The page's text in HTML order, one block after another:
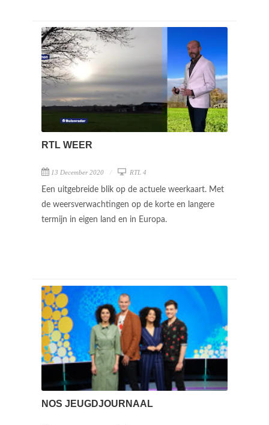
RTL WEER
13 December 2020 RTL 4
Een uitgebreide blik op de actuele weerkaart. Met
de weersverwachtingen op de korte en langere
termijn in eigen land en in Europa.
NOS JEUGDJOURNAAL